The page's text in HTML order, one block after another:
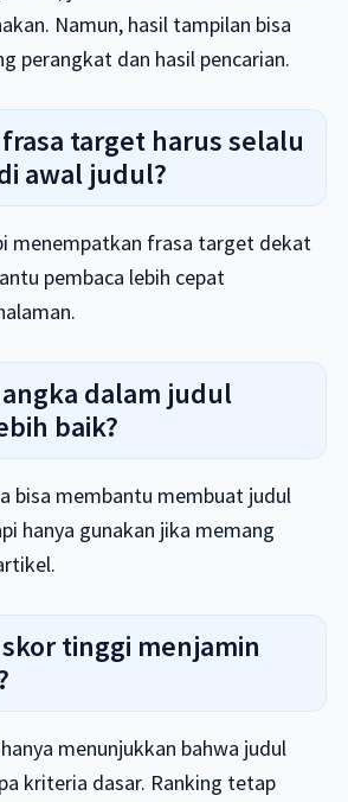
Namun, hasil tampilan bisa
perangkat dan hasil pencarian.
target harus selalu
awal judul?
menempatkan frasa target dekat
pembaca lebih cepat
dalam judul
baik?
bisa membantu membuat judul
hanya gunakan jika memang
tinggi menjamin
menunjukkan bahwa judul
kriteria dasar. Ranking tetap